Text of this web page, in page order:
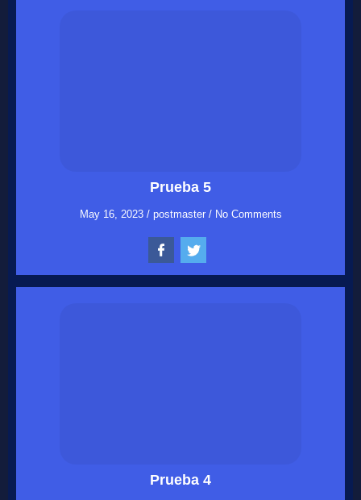
Prueba 5
May 16, 2023/ postmaster/ No Comments
Prueba 4